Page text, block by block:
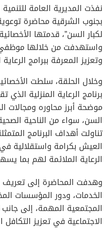
نفذت المديرية العامة
بجنوب الشرقية محاضرة
لكبار السن”، قدمتها
واستهدفت من خلالها
وتعزيز المعرفة ببرامج
وخلال الحلقة، سلطت
برنامج الرعاية المنزلية الذي
موضحة أبرز محاوره ومجالات
السن، سواء من الناحية
تناولت أهداف البرنامج
العيش بكرامة واستقلالية
الرعاية الملائمة لهم بما
وهدفت المحاضرة إلى
الخدمات، ودور المؤسسات
المجتمعية المهمة، إلى جانب
الاجتماعية في تعزيز التكافل